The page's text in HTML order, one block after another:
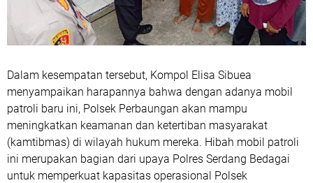
Dalam kesempatan tersebut, Kompol Elisa Sibuea
menyampaikan harapannya bahwa dengan adanya mobil
patroli baru ini, Polsek Perbaungan akan mampu
meningkatkan keamanan dan ketertiban masyarakat
(kamtibmas) di wilayah hukum mereka. Hibah mobil patroli
ini merupakan bagian dari upaya Polres Serdang Bedagai
untuk memperkuat kapasitas operasional Polsek